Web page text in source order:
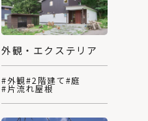
外観・エクステリア
#外観#2階建て#庭
#片流れ屋根